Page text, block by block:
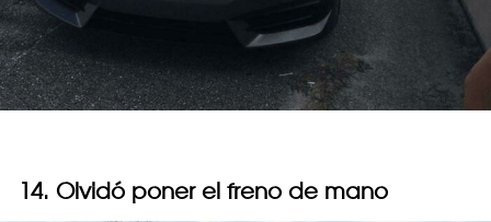
14. Olvidó poner el freno de mano